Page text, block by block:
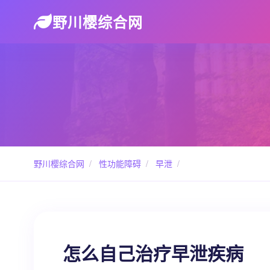
野川樱综合网
野川樱综合网 / 性功能障碍 / 早泄 /
怎么自己治疗早泄疾病